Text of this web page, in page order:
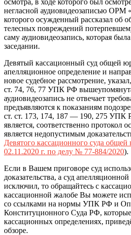
негласной аудиовидеозаписью ОРМ
которого осужденный рассказал об
телесных повреждений
саму аудиовидеозапись, которая
заседании.
Девятый кассационный суд общей
апелляционное определение и
новое судебное рассмотрение,
ст. 74, 76, 77 УПК РФ
аудиовидеозапись не отвечает
предъявляются к показаниям
ст. ст. 173, 174, 187 — 190, 275 УПК
является, соответственно протокол
является недопустимым
Девятого кассационного суда
02.11.2020 г. по делу № 77-884/2020).
Если в Вашем приговоре суд
доказательства, а суд
исключил, то обращайтесь с
кассационной жалобе Вы можете
со ссылками на нормы УПК РФ и
Конституционного Суда РФ,
кассационных определениях,
обзоре.